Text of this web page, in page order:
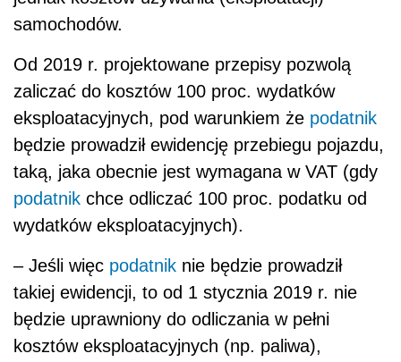
samochodów.
Od 2019 r. projektowane przepisy pozwolą
zaliczać do kosztów 100 proc. wydatków
eksploatacyjnych, pod warunkiem że podatnik
będzie prowadził ewidencję przebiegu pojazdu,
taką, jaka obecnie jest wymagana w VAT (gdy
podatnik chce odliczać 100 proc. podatku od
wydatków eksploatacyjnych).
– Jeśli więc podatnik nie będzie prowadził
takiej ewidencji, to od 1 stycznia 2019 r. nie
będzie uprawniony do odliczania w pełni
kosztów eksploatacyjnych (np. paliwa),